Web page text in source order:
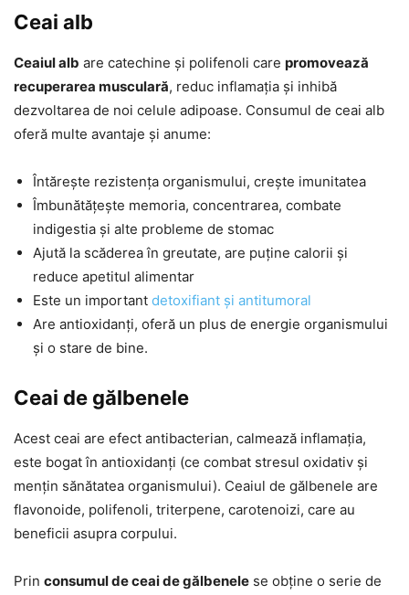
Ceai alb
Ceaiul alb are catechine și polifenoli care promovează
recuperarea musculară, reduc inflamația și inhibă
dezvoltarea de noi celule adipoase. Consumul de ceai alb
oferă multe avantaje și anume:
Întărește rezistența organismului, crește imunitatea
Îmbunătățește memoria, concentrarea, combate
indigestia și alte probleme de stomac
Ajută la scăderea în greutate, are puține calorii și
reduce apetitul alimentar
Este un important detoxifiant și antitumoral
Are antioxidanți, oferă un plus de energie organismului
și o stare de bine.
Ceai de gălbenele
Acest ceai are efect antibacterian, calmează inflamația,
este bogat în antioxidanți (ce combat stresul oxidativ și
mențin sănătatea organismului). Ceaiul de gălbenele are
flavonoide, polifenoli, triterpene, carotenoizi, care au
beneficii asupra corpului.
Prin consumul de ceai de gălbenele se obține o serie de